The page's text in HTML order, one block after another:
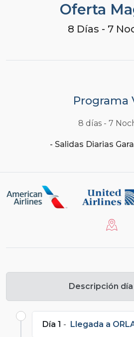
Oferta
8 Días - 7
Programa
8 días - 7
- Salidas Diarias
Descripción día
Día 1 - Llegada a